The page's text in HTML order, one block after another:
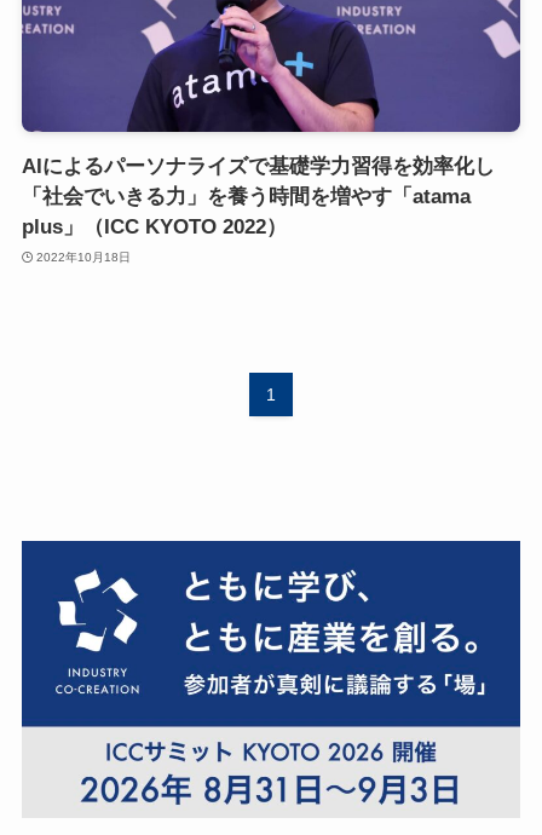
AIによるパーソナライズで基礎学力習得を効率化し
「社会でいきる力」を養う時間を増やす「atama
plus」（ICC KYOTO 2022）
2022年10月18日
1